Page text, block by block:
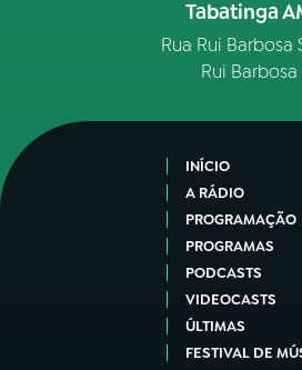
Tabatinga
Rua Rui Barbosa
Rui Barbosa
INÍCIO
A RÁDIO
PROGRAMAÇÃO
PROGRAMAS
PODCASTS
VIDEOCASTS
ÚLTIMAS
FESTIVAL DE